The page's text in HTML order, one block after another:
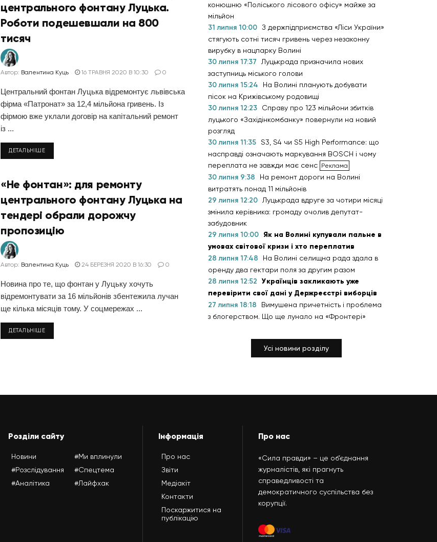
центрального фонтану Луцька.
Роботи подешевшали на 800
тисяч
Автор: Валентина Куць 16 ТРАВНЯ 2020 В 10:30 0
Центральний фонтан Луцька відремонтує львівська
фірма «Патронат» за 12,4 мільйона гривень. Із
фірмою вже уклали договір на капітальний ремонт
із ...
ДЕТАЛЬНІШЕ
«Не фонтан»: для ремонту
центрального фонтану Луцька на
тендері обрали дорожчу
пропозицію
Автор: Валентина Куць 24 БЕРЕЗНЯ 2020 В 16:30 0
Новина про те, що фонтан у Луцьку хочуть
відремонтувати за 16 мільйонів збентежила лучан
ще кілька місяців тому. У соцмережах ...
ДЕТАЛЬНІШЕ
конюшню «Поліського лісового офісу» майже за
мільйон
31 липня 10:00 З держпідприємства «Ліси України»
стягують сотні тисяч гривень через незаконну
вирубку в нацпарку Волині
30 липня 17:37
Луцькрада призначила нових
заступниць міського голови
30 липня 15:24
На Волині планують добувати
пісок на Крижівському родовищі
30 липня 12:23
Справу про 123 мільйони збитків
луцького «Західінкомбанку» повернули на новий
розгляд
30 липня 11:35 S3, S4 чи S5 High Performance: що
насправді означають маркування BOSCH і чому
переплата не завжди має сенс
30 липня 9:38
На ремонт дороги на Волині
витратять понад 11 мільйонів
29 липня 12:20
Луцькрада вдруге за чотири місяці
змінила керівника: громаду очолив депутат-
забудовник
29 липня 10:00 Як на Волині купували пальне в
умовах світової кризи і хто переплатив
28 липня 17:48
На Волині селищна рада здала в
оренду два гектари поля за другим разом
28 липня 12:52 Українців закликають уже
перевірити свої дані у Держреєстрі виборців
27 липня 18:18
Вимушена причетність і проблема
з блогерством. Що ще лунало на «Фронтері»
Усі новини розділу
Розділи сайту
Новини
#Розслідування
#Аналітика
#Ми вплинули
#Спецтема
#Лайфхак
Інформація
Про нас
Звіти
Медіакіт
Контакти
Поскаржитися на
публікацію
Про нас
«Сила правди» – це об’єднання
журналістів, які прагнуть
справедливості та
демократичного суспільства без
корупції.